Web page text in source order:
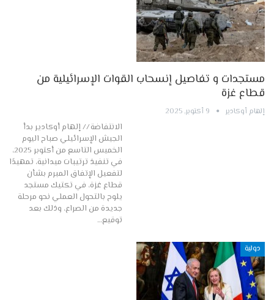
مستجدات و تفاصيل إنسحاب القوات الإسرائيلية من
قطاع غزة
إلهام أوكادير 9 أكتوبر, 2025
الانتفاضة // إلهام أوكادير بدأ
الجيش الإسرائيلي صباح اليوم
الخميس التاسع من أكتوبر 2025،
في تنفيذ ترتيبات ميدانية، تمهيدًا
لتفعيل الإتفاق المبرم بشأن
قطاع غزة، في تكتيك مستجد
يلوح بالتحول العملي نحو مرحلة
جديدة من الصراع، وذلك بعد
توقيع…
دولية